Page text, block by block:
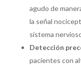
agudo de
la señal
sistema
Detección
pacientes con